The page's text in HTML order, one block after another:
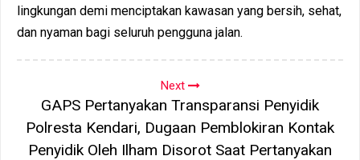
lingkungan demi menciptakan kawasan yang bersih, sehat,
dan nyaman bagi seluruh pengguna jalan.
Next
GAPS Pertanyakan Transparansi Penyidik
Polresta Kendari, Dugaan Pemblokiran Kontak
Penyidik Oleh Ilham Disorot Saat Pertanyakan